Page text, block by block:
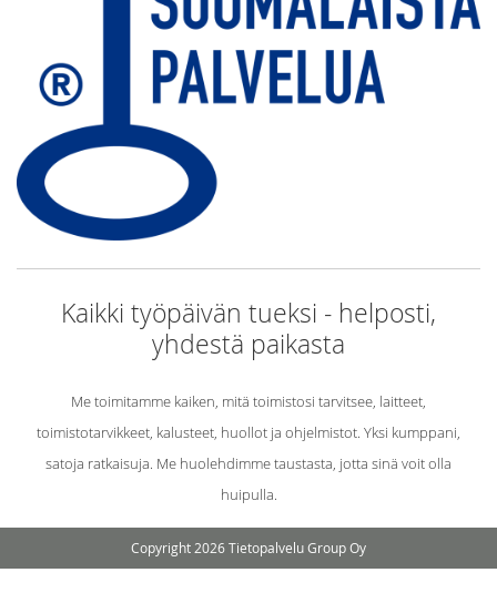
Kaikki työpäivän tueksi - helposti,
yhdestä paikasta
Me toimitamme kaiken, mitä toimistosi tarvitsee, laitteet,
toimistotarvikkeet, kalusteet, huollot ja ohjelmistot. Yksi kumppani,
satoja ratkaisuja. Me huolehdimme taustasta, jotta sinä voit olla
huipulla.
Copyright 2026 Tietopalvelu Group Oy